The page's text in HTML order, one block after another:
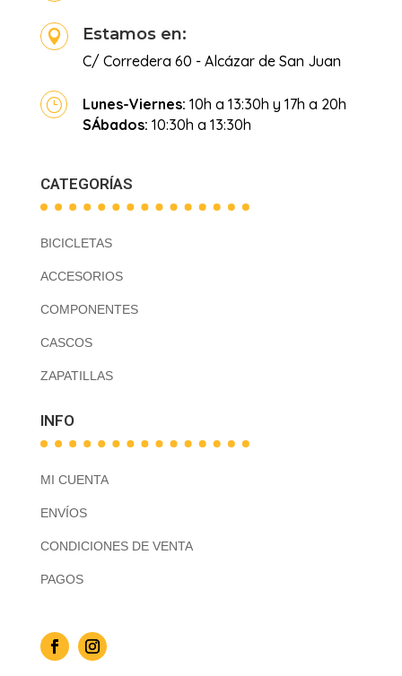
 Estamos en:
C/ Corredera 60 - Alcázar de San Juan
} Lunes-Viernes: 10h a 13:30h y 17h a 20h
SÁbados: 10:30h a 13:30h
CATEGORÍAS
BICICLETAS
ACCESORIOS
COMPONENTES
CASCOS
ZAPATILLAS
INFO
MI CUENTA
ENVÍOS
CONDICIONES DE VENTA
PAGOS